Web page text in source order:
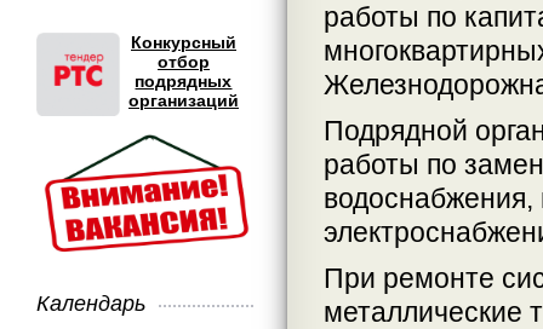
Конкурсный
отбор
подрядных
организаций
Календарь
работы по
Подрядной
работы по
водоснабжения,
При ремонте
металлические